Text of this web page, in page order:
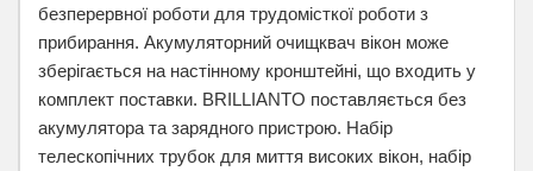
безперервної роботи для трудомісткої роботи з
прибирання. Акумуляторний очищквач вікон може
зберігається на настінному кронштейні, що входить у
комплект поставки. BRILLIANTO поставляється без
акумулятора та зарядного пристрою. Набір
телескопічних трубок для миття високих вікон, набір